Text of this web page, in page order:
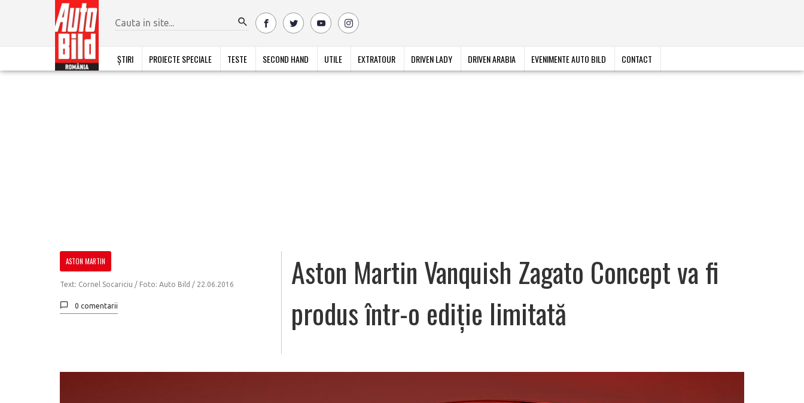
ȘTIRI PROIECTE SPECIALE TESTE SECOND HAND UTILE EXTRATOUR DRIVEN LADY DRIVEN ARABIA EVENIMENTE AUTO BILD CONTACT
ASTON MARTIN
Text: Cornel Socariciu / Foto: Auto Bild / 22.06.2016
0 comentarii
Aston Martin Vanquish Zagato Concept va fi
produs într-o ediție limitată